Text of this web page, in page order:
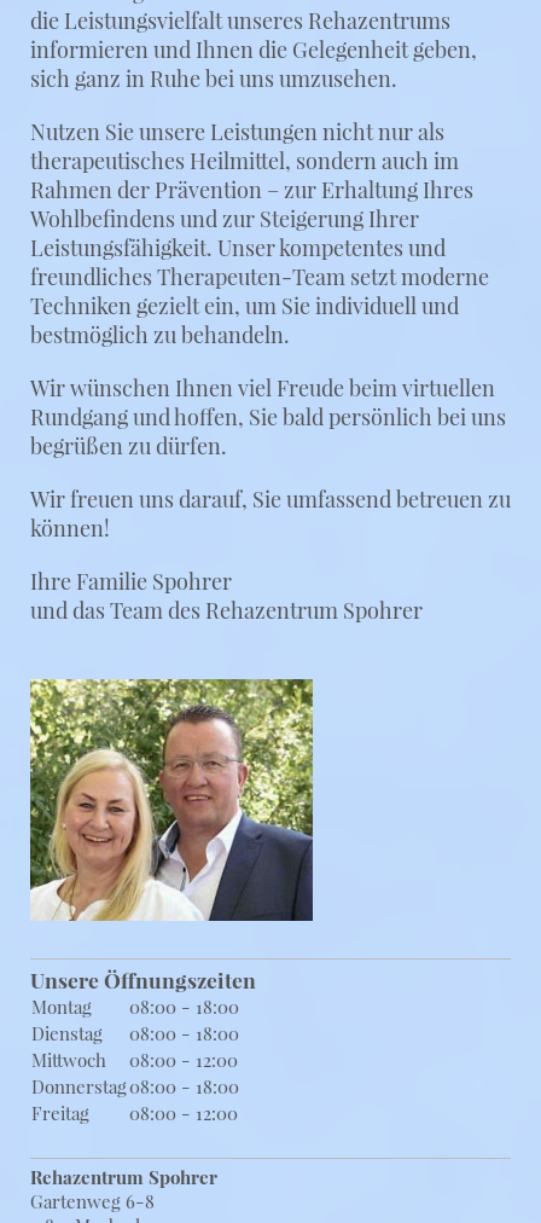
die Leistungsvielfalt unseres Rehazentrums
informieren und Ihnen die Gelegenheit geben,
sich ganz in Ruhe bei uns umzusehen.
Nutzen Sie unsere Leistungen nicht nur als
therapeutisches Heilmittel, sondern auch im
Rahmen der Prävention – zur Erhaltung Ihres
Wohlbefindens und zur Steigerung Ihrer
Leistungsfähigkeit. Unser kompetentes und
freundliches Therapeuten-Team setzt moderne
Techniken gezielt ein, um Sie individuell und
bestmöglich zu behandeln.
Wir wünschen Ihnen viel Freude beim virtuellen
Rundgang und hoffen, Sie bald persönlich bei uns
begrüßen zu dürfen.
Wir freuen uns darauf, Sie umfassend betreuen zu
können!
Ihre Familie Spohrer
und das Team des Rehazentrum Spohrer
Unsere Öffnungszeiten
Montag
08:00 - 18:00
Dienstag
08:00 - 18:00
Mittwoch
08:00 - 12:00
Donnerstag08:00 - 18:00
Freitag
08:00 - 12:00
Rehazentrum Spohrer
Gartenweg 6-8